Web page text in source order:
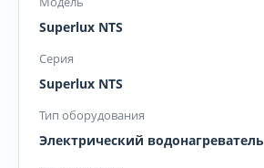
Superlux NTS
Серия
Superlux NTS
Тип оборудования
Электрический водонагреватель